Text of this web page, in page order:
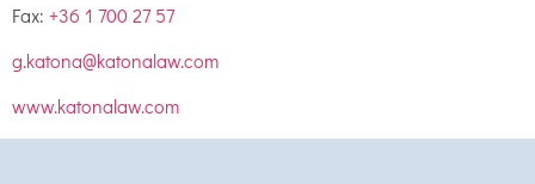
Fax: +36 1 700 27 57
g.katona@katonalaw.com
www.katonalaw.com